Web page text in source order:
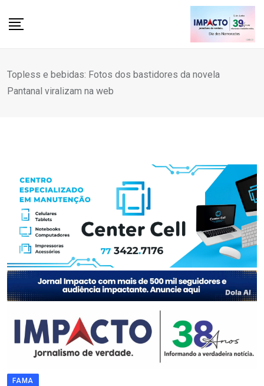
Topless e bebidas: Fotos dos bastidores da novela
Pantanal viralizam na web
FAMA